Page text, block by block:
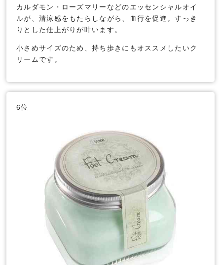
カルダモン・ローズマリーなどのエッセンシャルオイ
ルが、清涼感をもたらしながら、血行を促進。すっき
りとした仕上がりが叶います。
小さめサイズのため、持ち歩きにもオススメしたいク
リームです。
6位